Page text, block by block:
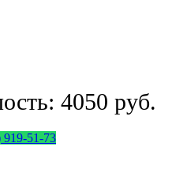
4050 руб.
919-51-73